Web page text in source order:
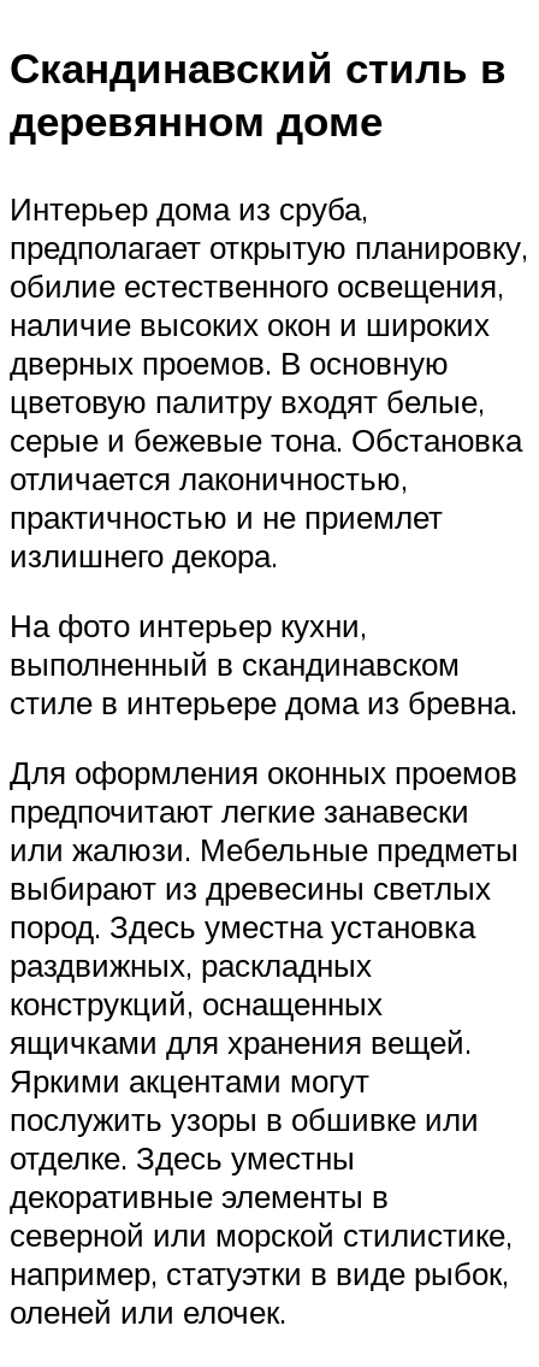
Скандинавский стиль в
деревянном доме
Интерьер дома из сруба,
предполагает открытую планировку,
обилие естественного освещения,
наличие высоких окон и широких
дверных проемов. В основную
цветовую палитру входят белые,
серые и бежевые тона. Обстановка
отличается лаконичностью,
практичностью и не приемлет
излишнего декора.
На фото интерьер кухни,
выполненный в скандинавском
стиле в интерьере дома из бревна.
Для оформления оконных проемов
предпочитают легкие занавески
или жалюзи. Мебельные предметы
выбирают из древесины светлых
пород. Здесь уместна установка
раздвижных, раскладных
конструкций, оснащенных
ящичками для хранения вещей.
Яркими акцентами могут
послужить узоры в обшивке или
отделке. Здесь уместны
декоративные элементы в
северной или морской стилистике,
например, статуэтки в виде рыбок,
оленей или елочек.